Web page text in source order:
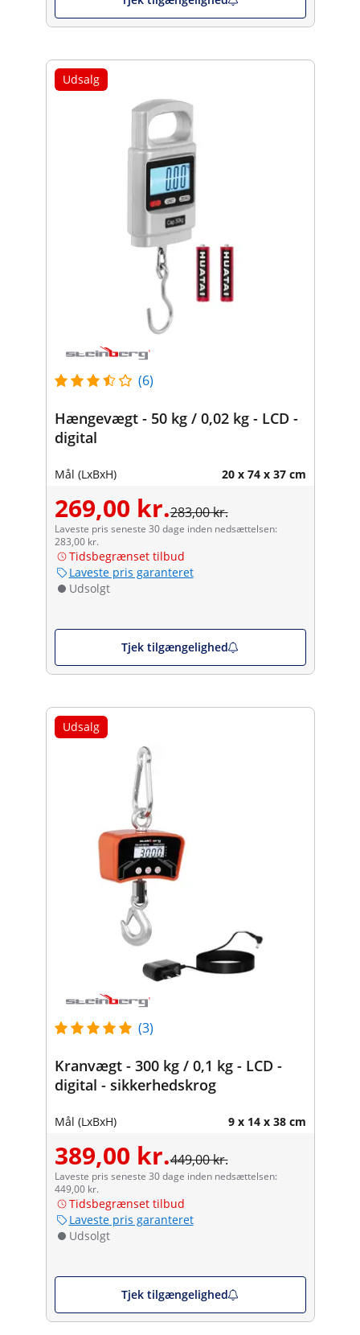
Udsalg
(6)
Hængevægt - 50 kg / 0,02 kg - LCD -
digital
Mål (LxBxH) 20 x 74 x 37 cm
269,00 kr.283,00 kr.
Laveste pris seneste 30 dage inden nedsættelsen:
283,00 kr.
Tidsbegrænset tilbud
Laveste pris garanteret
Udsolgt
Tjek tilgængelighed
Udsalg
(3)
Kranvægt - 300 kg / 0,1 kg - LCD -
digital - sikkerhedskrog
Mål (LxBxH) 9 x 14 x 38 cm
389,00 kr.449,00 kr.
Laveste pris seneste 30 dage inden nedsættelsen:
449,00 kr.
Tidsbegrænset tilbud
Laveste pris garanteret
Udsolgt
Tjek tilgængelighed